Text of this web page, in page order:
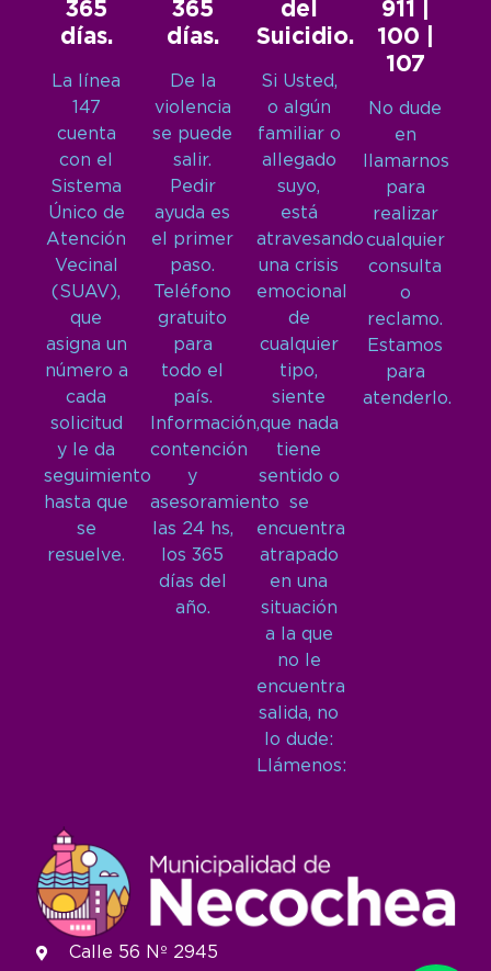
365
días.
La línea
147
cuenta
con el
Sistema
Único de
Atención
Vecinal
(SUAV),
que
asigna un
número a
cada
solicitud
y le da
seguimiento
hasta que
se
resuelve.
365
días.
De la
violencia
se puede
salir.
Pedir
ayuda es
el primer
paso.
Teléfono
gratuito
para
todo el
país.
Información,
contención
y
asesoramiento
las 24 hs,
los 365
días del
año.
del
Suicidio.
Si Usted,
o algún
familiar o
allegado
suyo,
está
atravesando
una crisis
emocional
de
cualquier
tipo,
siente
que nada
tiene
sentido o
se
encuentra
atrapado
en una
situación
a la que
no le
encuentra
salida, no
lo dude:
Llámenos:
911 |
100 |
107
No dude
en
llamarnos
para
realizar
cualquier
consulta
o
reclamo.
Estamos
para
atenderlo.
Calle 56 Nº 2945